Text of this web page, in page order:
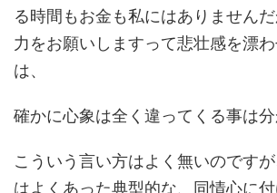
る時間もお金も私にはありません
力をお願いしますって悲壮感を漂
は、
確かに心象は全く違ってくる事は分
こういう言い方はよく無いのです
はよくあった典型的な、同情心に